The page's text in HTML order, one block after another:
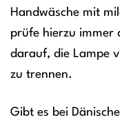
Handwäsche mit
prüfe hierzu immer
darauf, die Lampe
zu trennen.
Gibt es bei